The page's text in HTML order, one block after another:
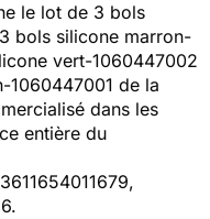
le lot de 3 bols
bols silicone marron-
vert-1060447002
1060447001 de la
dans les
entière du